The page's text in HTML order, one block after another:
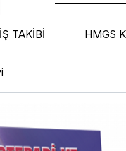
TAKİBİ HMGS